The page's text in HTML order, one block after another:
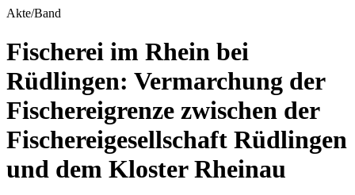
Akte/Band
Fischerei im Rhein bei
Rüdlingen: Vermarchung der
Fischereigrenze zwischen der
Fischereigesellschaft Rüdlingen
und dem Kloster Rheinau